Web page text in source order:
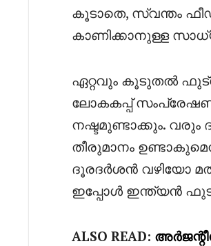
കൂടാതെ, സ്വന്തം
കാണിക്കാനുള്ള
ഏറ്റവും കൂടുതൽ
ലോകകപ്പ്
നഷ്ടമുണ്ടാക്കും.
തീരുമാനം
ദൂരദർശൻ വഴിയോ
ഇപ്പോൾ ഇന്ത്യൻ
ALSO READ: